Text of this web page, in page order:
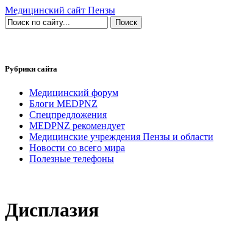
Медицинский сайт Пензы
Рубрики сайта
Медицинский форум
Блоги MEDPNZ
Спецпредложения
MEDPNZ рекомендует
Медицинские учреждения Пензы и области
Новости со всего мира
Полезные телефоны
Дисплазия